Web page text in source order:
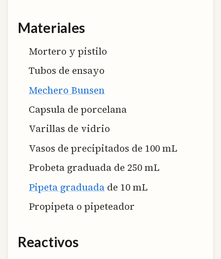
Materiales
Mortero y pistilo
Tubos de ensayo
Mechero Bunsen
Capsula de porcelana
Varillas de vidrio
Vasos de precipitados de 100 mL
Probeta graduada de 250 mL
Pipeta graduada de 10 mL
Propipeta o pipeteador
Reactivos